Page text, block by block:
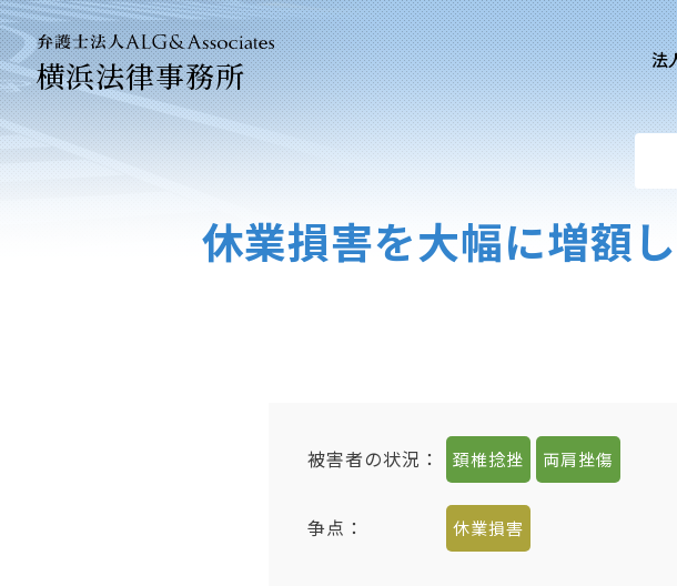
横浜法律事務所 法
法人のお客様ご相談個人のお客様ご
離婚問題
休業損害を大幅に増額
被害者の状況： 頚椎捻挫 両肩挫傷
争点： 休業損害